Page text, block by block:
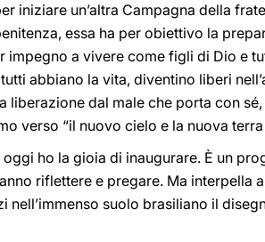
iniziare un’altra Campagna della
essa ha per obiettivo la
impegno a vivere come figli di Dio e
abbiano la vita, diventino liberi
dal male che porta con
verso “il nuovo cielo e la nuova
ho la gioia di inaugurare. È un
riflettere e pregare. Ma interpella
nell’immenso suolo brasiliano il